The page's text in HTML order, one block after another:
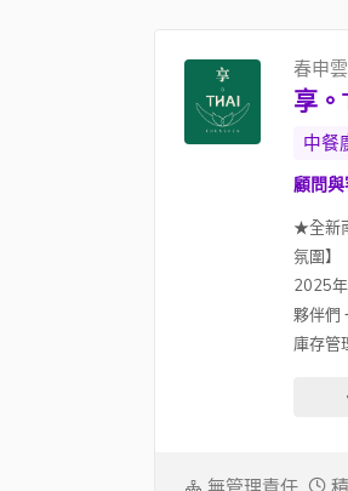
春申
享
中餐
顧問
★全新
氛圍】
2025
夥伴
庫存管